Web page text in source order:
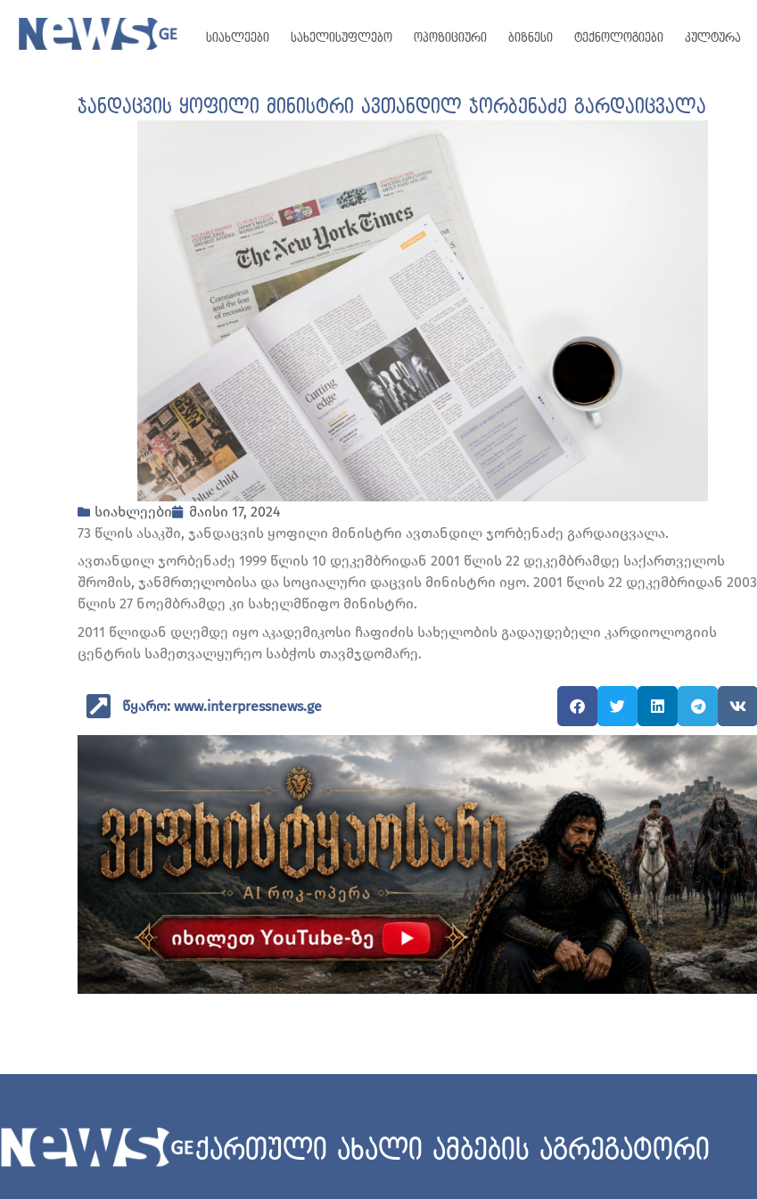
სიახლეები სახელისუფლებო ოპოზიციური ბიზნესი ტექნოლოგიები კულტურა
ჯანდაცვის ყოფილი მინისტრი ავთანდილ ჯორბენაძე გარდაიცვალა
სიახლეები
მაისი 17, 2024
73 წლის ასაკში, ჯანდაცვის ყოფილი მინისტრი ავთანდილ ჯორბენაძე გარდაიცვალა.
ავთანდილ ჯორბენაძე 1999 წლის 10 დეკემბრიდან 2001 წლის 22 დეკემბრამდე საქართველოს
შრომის, ჯანმრთელობისა და სოციალური დაცვის მინისტრი იყო. 2001 წლის 22 დეკემბრიდან 2003
წლის 27 ნოემბრამდე კი სახელმწიფო მინისტრი.
2011 წლიდან დღემდე იყო აკადემიკოსი ჩაფიძის სახელობის გადაუდებელი კარდიოლოგიის
ცენტრის სამეთვალყურეო საბჭოს თავმჯდომარე.
წყარო: www.interpressnews.ge
ქართული ახალი ამბების აგრეგატორი